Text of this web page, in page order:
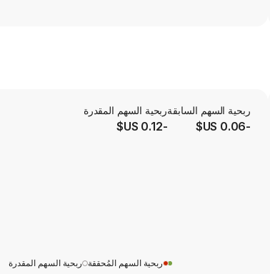
ربحية السهم السابقة
-0.06 US$
ربحية السهم المقدرة
-0.12 US$
ربحية السهم المُحققة ربحية السهم المقدرة